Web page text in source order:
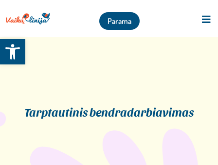
Open toolbar
Parama
Tarptautinis bendradarbiavimas